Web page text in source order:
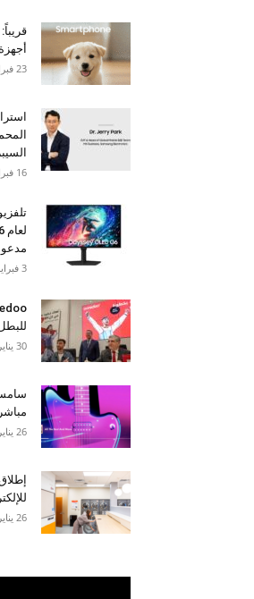
23 فبراير، 2026
16 فبراير، 2026
3 فبراير، 2026
30 يناير، 2026
26 يناير، 2026
26 يناير، 2026